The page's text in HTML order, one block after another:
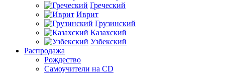
Греческий
Иврит
Грузинский
Казахский
Узбекский
Распродажа
Рождество
Самоучители на CD